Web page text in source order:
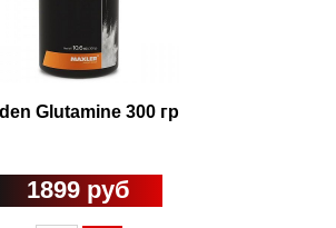
Glutamine 300 гр
1899 руб